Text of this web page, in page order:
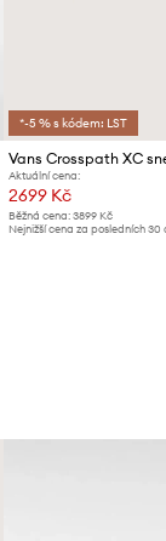
*-5 % s kódem: LST
Aktuální cena:
2699 Kč
Běžná cena:3899 Kč
Nejnižší cena za posledních